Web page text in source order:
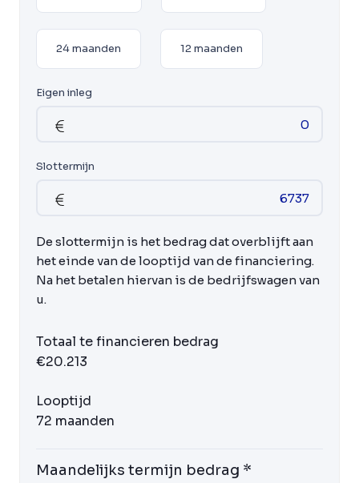
24 maanden 12 maanden
Eigen inleg
Slottermijn
De slottermijn is het bedrag dat overblijft aan
het einde van de looptijd van de financiering.
Na het betalen hiervan is de bedrijfswagen van
u.
Totaal te financieren bedrag
€20.213
Looptijd
72 maanden
Maandelijks termijn bedrag *